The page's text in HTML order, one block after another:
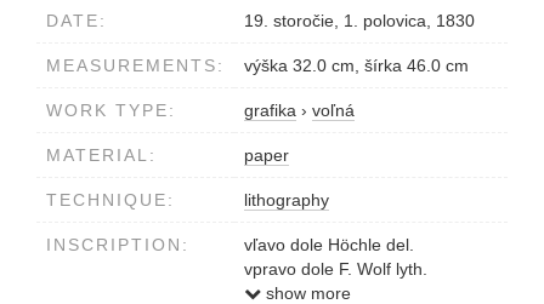
DATE: 19. storočie, 1. polovica, 1830
MEASUREMENTS: výška 32.0 cm, šírka 46.0 cm
WORK TYPE: grafika › voľná
MATERIAL: paper
TECHNIQUE: lithography
INSCRIPTION:
vľavo dole Höchle del.
vpravo dole F. Wolf lyth.
MOMENT AUF DEM
show more